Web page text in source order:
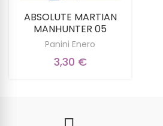
ABSOLUTE MARTIAN
MANHUNTER 05
Panini Enero
3,30 €